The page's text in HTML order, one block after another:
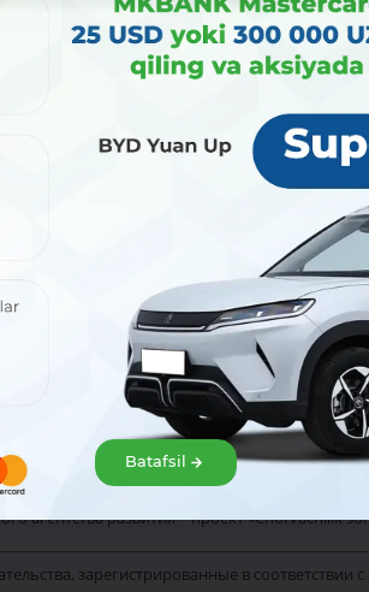
отделение
sohasini barqaror
Основные условия кредита
агентства развития – проект «Chorvachilik
зарегистрированные в соответствии
Batafsil